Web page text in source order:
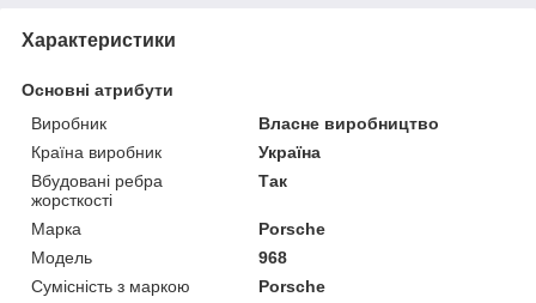
Характеристики
Основні атрибути
Виробник
Власне виробництво
Країна виробник
Україна
Вбудовані ребра
жорсткості
Так
Марка
Porsche
Модель
968
Сумісність з маркою
Porsche